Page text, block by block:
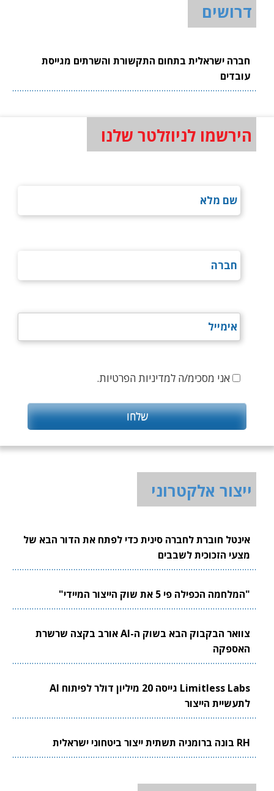
דרושים
חברה ישראלית בתחום התקשורת והשרתים מגייסת
עובדים
הירשמו לניוזלטר שלנו
אני מסכימ/ה למדיניות הפרטיות.
ייצור אלקטרוני
אינטל חוברת לחברה סינית כדי לפתח את הדור הבא של
מצעי הזכוכית לשבבים
"המלחמה הכפילה פי 5 את שוק הייצור המיידי"
צוואר הבקבוק הבא בשוק ה-AI אורב בקצה שרשרת
האספקה
Limitless Labs גייסה 20 מיליון דולר לפיתוח AI
לתעשיית הייצור
RH בונה ברומניה תשתית ייצור ביטחוני ישראלית